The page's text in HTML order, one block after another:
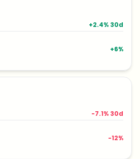
+2.4% 30d
+6%
-7.1% 30d
-12%